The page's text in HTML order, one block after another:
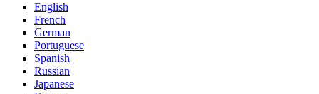
English
French
German
Portuguese
Spanish
Russian
Japanese